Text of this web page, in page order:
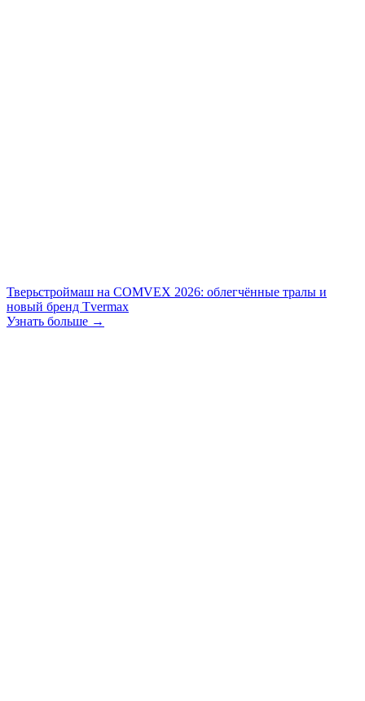
Тверьстроймаш на COMVEX 2026: облегчённые тралы и
новый бренд Tvermax
Узнать больше →